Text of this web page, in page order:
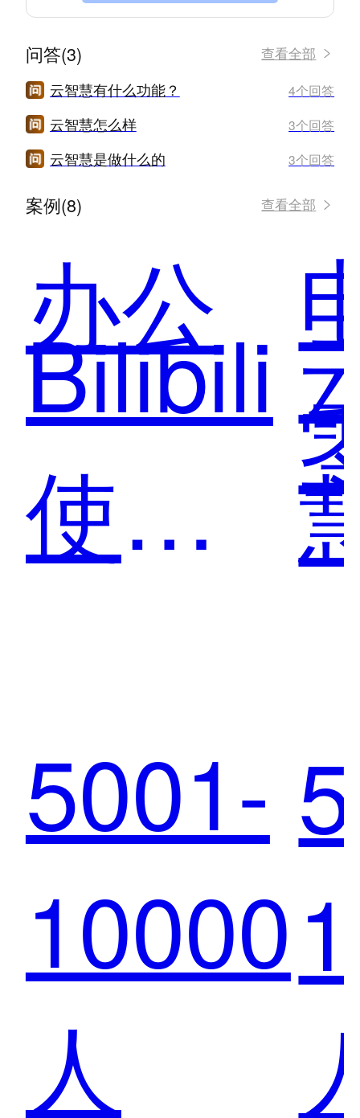
问答(3) 查看全部
云智慧有什么功能？ 4个回答
云智慧怎么样 3个回答
云智慧是做什么的 3个回答
案例(8) 查看全部
办公
Bilibili
使用
慧监
控宝
监测
5001-
10000
人